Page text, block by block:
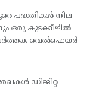
പദ്ധതികള്‍ നില
ഒരു കുടക്കീഴില്‍
വെല്‍ഫെയര്‍
ഡിജിറ്റ